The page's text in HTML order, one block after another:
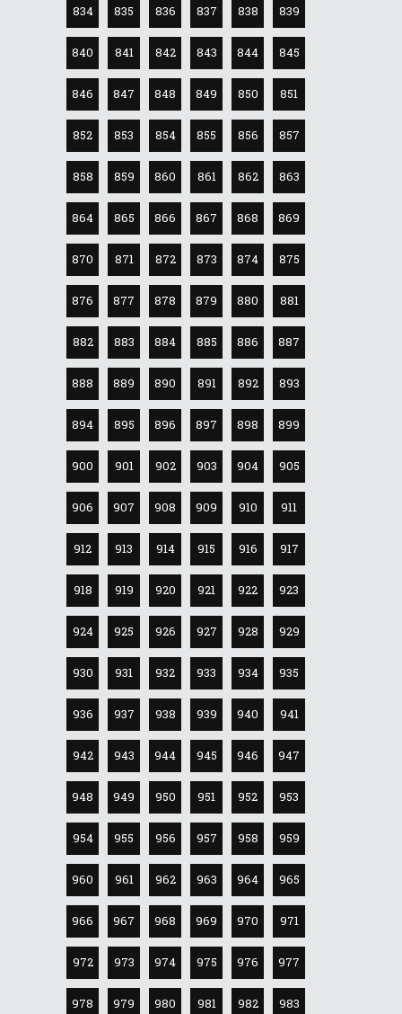
834 835 836 837 838 839
840 841 842 843 844 845
846 847 848 849 850 851
852 853 854 855 856 857
858 859 860 861 862 863
864 865 866 867 868 869
870 871 872 873 874 875
876 877 878 879 880 881
882 883 884 885 886 887
888 889 890 891 892 893
894 895 896 897 898 899
900 901 902 903 904 905
906 907 908 909 910 911
912 913 914 915 916 917
918 919 920 921 922 923
924 925 926 927 928 929
930 931 932 933 934 935
936 937 938 939 940 941
942 943 944 945 946 947
948 949 950 951 952 953
954 955 956 957 958 959
960 961 962 963 964 965
966 967 968 969 970 971
972 973 974 975 976 977
978 979 980 981 982 983